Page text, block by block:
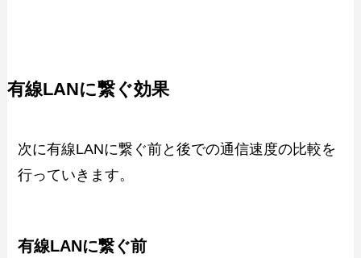
有線LANに繋ぐ効果
次に有線LANに繋ぐ前と後での通信速度の比較を
行っていきます。
有線LANに繋ぐ前